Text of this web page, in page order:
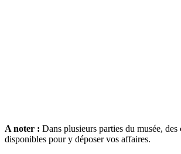
A noter : Dans plusieurs parties du musée, des
disponibles pour y déposer vos affaires.